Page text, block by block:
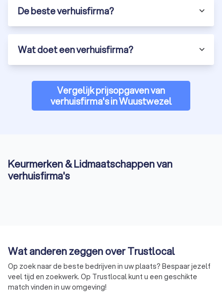
De beste verhuisfirma?
Wat doet een verhuisfirma?
Vergelijk prijsopgaven van
verhuisfirma's in Wuustwezel
Keurmerken & Lidmaatschappen van
verhuisfirma's
Wat anderen zeggen over Trustlocal
Op zoek naar de beste bedrijven in uw plaats? Bespaar jezelf
veel tijd en zoekwerk. Op Trustlocal kunt u een geschikte
match vinden in uw omgeving!